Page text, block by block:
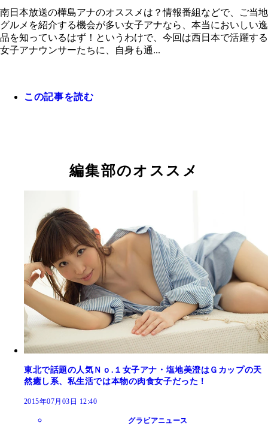
南日本放送の樺島アナのオススメは？情報番組などで、ご当地
グルメを紹介する機会が多い女子アナなら、本当においしい逸
品を知っているはず！というわけで、今回は西日本で活躍する
女子アナウンサーたちに、自身も通...
この記事を読む
編集部のオススメ
東北で話題の人気Ｎｏ.１女子アナ・塩地美澄はＧカップの天
然癒し系、私生活では本物の肉食女子だった！
2015年07月03日 12:40
グラビアニュース